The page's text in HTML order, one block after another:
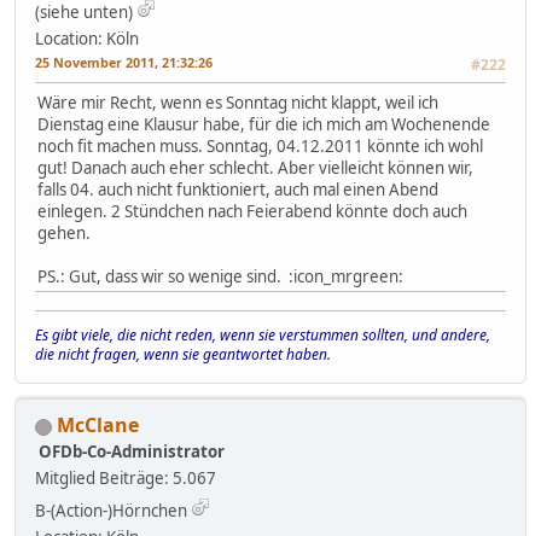
(siehe unten)
Location: Köln
25 November 2011, 21:32:26 #222
Wäre mir Recht, wenn es Sonntag nicht klappt, weil ich
Dienstag eine Klausur habe, für die ich mich am Wochenende
noch fit machen muss. Sonntag, 04.12.2011 könnte ich wohl
gut! Danach auch eher schlecht. Aber vielleicht können wir,
falls 04. auch nicht funktioniert, auch mal einen Abend
einlegen. 2 Stündchen nach Feierabend könnte doch auch
gehen.
PS.: Gut, dass wir so wenige sind. :icon_mrgreen:
Es gibt viele, die nicht reden, wenn sie verstummen sollten, und andere,
die nicht fragen, wenn sie geantwortet haben.
McClane
OFDb-Co-Administrator
Mitglied Beiträge: 5.067
B-(Action-)Hörnchen